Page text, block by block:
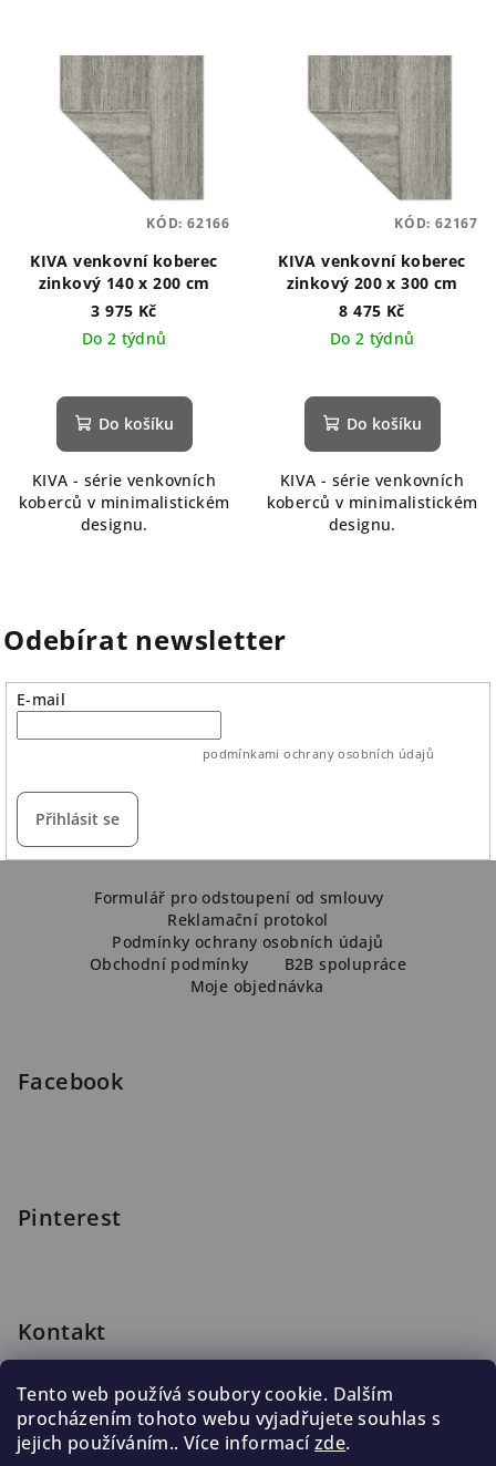
Tento web používá soubory cookie. Dalším
procházením tohoto webu vyjadřujete souhlas s
jejich používáním.. Více informacízde.
KIVA venkovní koberec
zinkový 140 x 200 cm
3 975 Kč
Do 2 týdnů
Do košíku
KIVA - série venkovních
koberců v minimalistickém
designu.
KÓD: 62166
KIVA venkovní koberec
zinkový 200 x 300 cm
8 475 Kč
Do 2 týdnů
Do košíku
KIVA - série venkovních
koberců v minimalistickém
designu.
KÓD: 62167
Odebírat newsletter
E-mail
podmínkami ochrany osobních údajů
Přihlásit se
Formulář pro odstoupení od smlouvy
Reklamační protokol
Podmínky ochrany osobních údajů
Obchodní podmínky
B2B spolupráce
Moje objednávka
Facebook
Pinterest
Kontakt
222 316 990
776 019 998, 602 537 625